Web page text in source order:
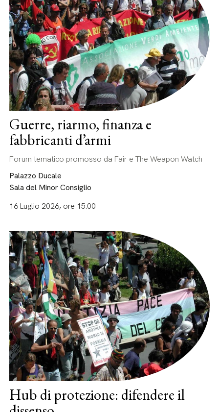
Guerre, riarmo, finanza e
fabbricanti d’armi
Forum tematico promosso da Fair e The Weapon Watch
Palazzo Ducale
Sala del Minor Consiglio
16 Luglio 2026, ore 15.00
Hub di protezione: difendere il